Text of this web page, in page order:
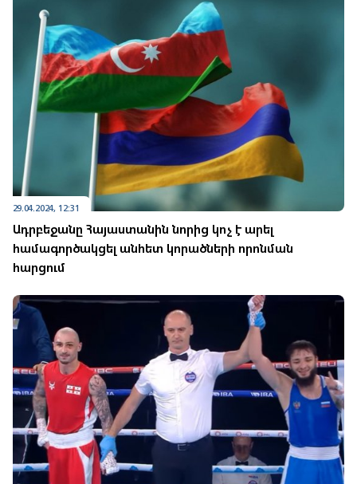
29.04.2024, 12:31
Ադրբեջանը Հայաստանին նորից կոչ է արել
համագործակցել անհետ կորածների որոնման
հարցում